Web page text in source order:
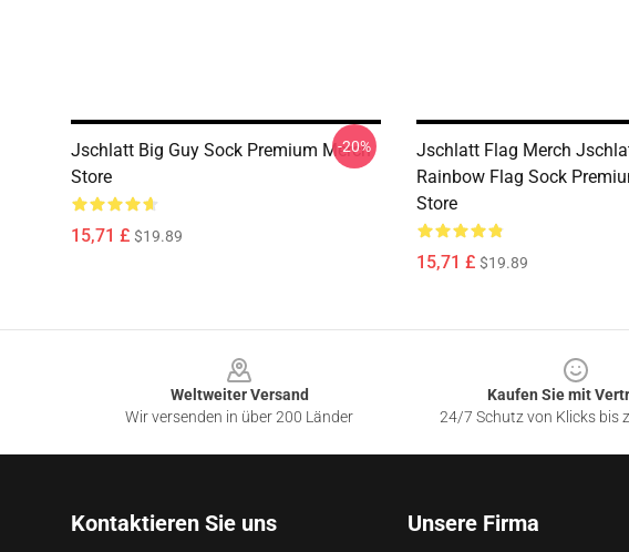
Jschlatt Big Guy Sock Premium Merch
Store
15,71 £ $19.89
-20%
Jschlatt Flag Merch
Rainbow Flag Sock
Store
15,71 £ $19.89
Weltweiter Versand
Wir versenden in über 200 Länder
Kaufen Sie mit
24/7 Schutz von Klicks bis
Kontaktieren Sie uns Unsere Firma